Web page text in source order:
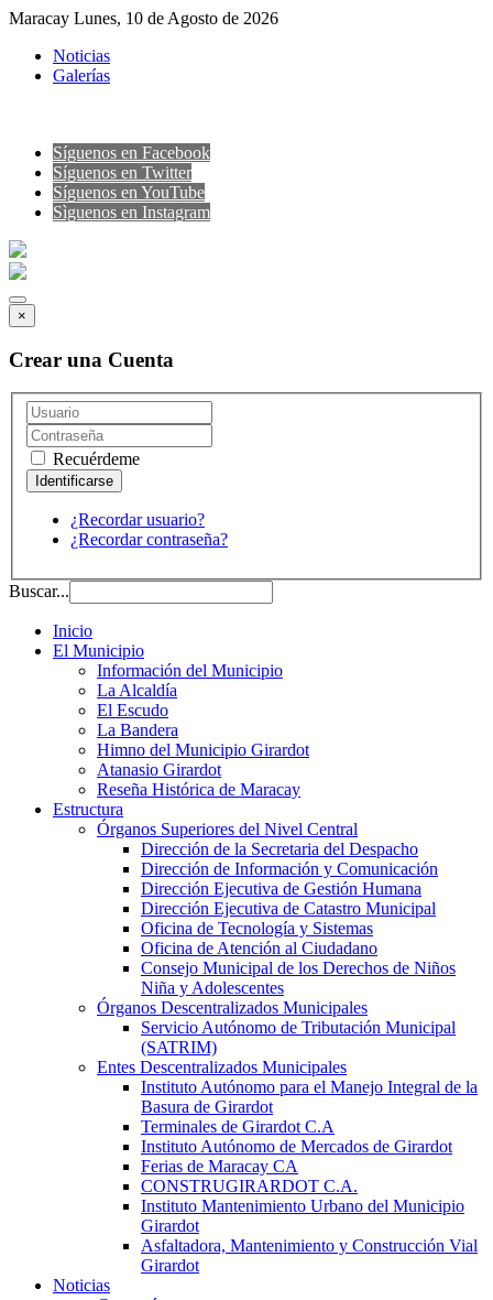
Maracay Lunes, 10 de Agosto de 2026
Noticias
Galerías
Síguenos en Facebook
Síguenos en Twitter
Síguenos en YouTube
Sìguenos en Instagram
×
Crear una Cuenta
Recuérdeme
¿Recordar usuario?
¿Recordar contraseña?
Buscar...
Inicio
El Municipio
Información del Municipio
La Alcaldía
El Escudo
La Bandera
Himno del Municipio Girardot
Atanasio Girardot
Reseña Histórica de Maracay
Estructura
Órganos Superiores del Nivel Central
Dirección de la Secretaria del Despacho
Dirección de Información y Comunicación
Dirección Ejecutiva de Gestión Humana
Dirección Ejecutiva de Catastro Municipal
Oficina de Tecnología y Sistemas
Oficina de Atención al Ciudadano
Consejo Municipal de los Derechos de Niños
Niña y Adolescentes
Órganos Descentralizados Municipales
Servicio Autónomo de Tributación Municipal
(SATRIM)
Entes Descentralizados Municipales
Instituto Autónomo para el Manejo Integral de la
Basura de Girardot
Terminales de Girardot C.A
Instituto Autónomo de Mercados de Girardot
Ferias de Maracay CA
CONSTRUGIRARDOT C.A.
Instituto Mantenimiento Urbano del Municipio
Girardot
Asfaltadora, Mantenimiento y Construcción Vial
Girardot
Noticias